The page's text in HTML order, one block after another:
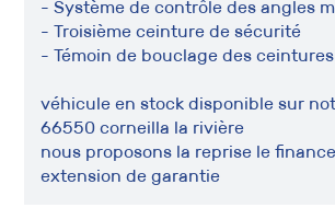
- Système de contrôle des angles
- Troisième ceinture de sécurité
- Témoin de bouclage des ceintures
véhicule en stock disponible sur
66550 corneilla la rivière
nous proposons la reprise le
extension de garantie